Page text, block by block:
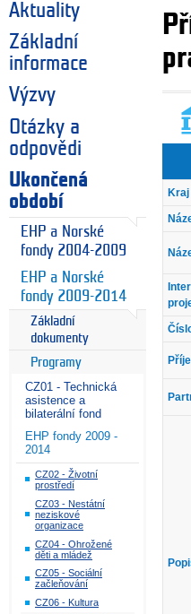
Aktuality
Základní
informace
Výzvy
Otázky a
odpovědi
Ukončená
období
EHP a Norské
fondy 2004-2009
EHP a Norské
fondy 2009-2014
Základní
dokumenty
Programy
CZ01 - Technická
asistence a
bilaterální fond
EHP fondy 2009 -
2014
CZ02 - Životní
prostředí
CZ03 - Nestátní
neziskové
organizace
CZ04 - Ohrožené
děti a mládež
CZ05 - Sociální
začleňování
CZ06 - Kultura
Kraj